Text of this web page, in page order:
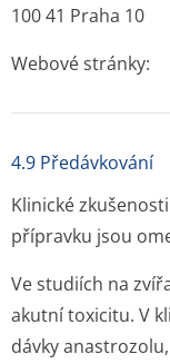
100 41 Praha 10
Webové stránky:
4.9 Předávkování
Klinické
přípravku jsou
Ve studiích na
akutní toxicitu. V
dávky